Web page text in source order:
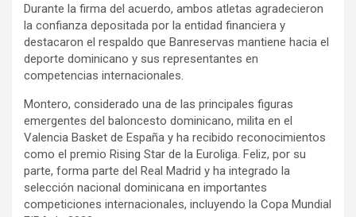
Durante la firma del acuerdo, ambos atletas agradecieron
la confianza depositada por la entidad financiera y
destacaron el respaldo que Banreservas mantiene hacia el
deporte dominicano y sus representantes en
competencias internacionales.
Montero, considerado una de las principales figuras
emergentes del baloncesto dominicano, milita en el
Valencia Basket de España y ha recibido reconocimientos
como el premio Rising Star de la Euroliga. Feliz, por su
parte, forma parte del Real Madrid y ha integrado la
selección nacional dominicana en importantes
competiciones internacionales, incluyendo la Copa Mundial